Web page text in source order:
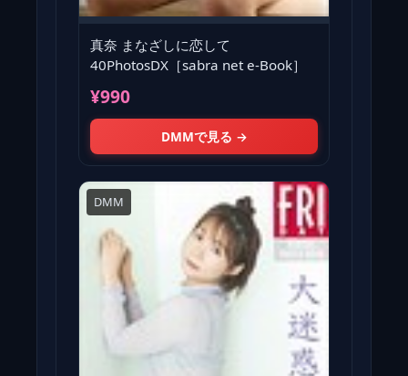
真奈 まなざしに恋して
40PhotosDX［sabra net e-Book］
¥990
DMMで見る →
DMM